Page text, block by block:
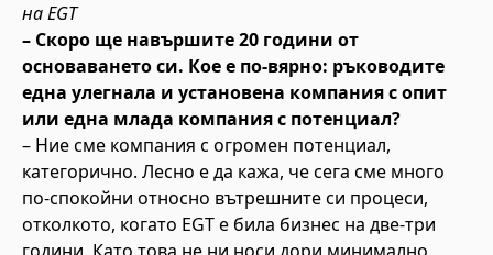
на EGT
– Скоро ще навършите 20 години от
основаването си. Кое е по-вярно: ръководите
една улегнала и установена компания с опит
или една млада компания с потенциал?
– Ние сме компания с огромен потенциал,
категорично. Лесно е да кажа, че сега сме много
по-спокойни относно вътрешните си процеси,
отколкото, когато EGT е била бизнес на две-три